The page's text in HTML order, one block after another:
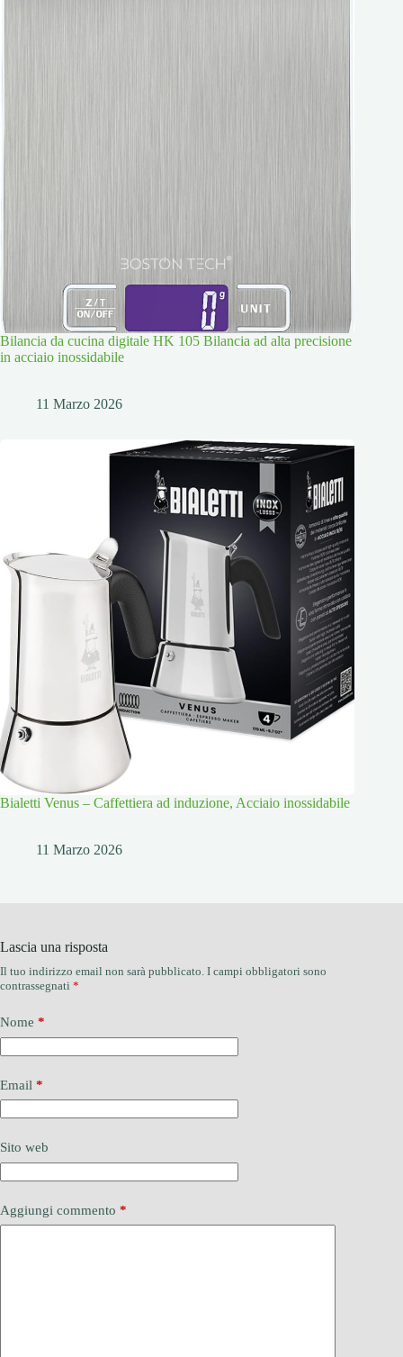
Bilancia da cucina digitale HK 105 Bilancia ad alta precisione
in acciaio inossidabile
11 Marzo 2026
Bialetti Venus – Caffettiera ad induzione, Acciaio inossidabile
11 Marzo 2026
Lascia una risposta
Il tuo indirizzo email non sarà pubblicato. I campi obbligatori sono
contrassegnati *
Nome *
Email *
Sito web
Aggiungi commento *